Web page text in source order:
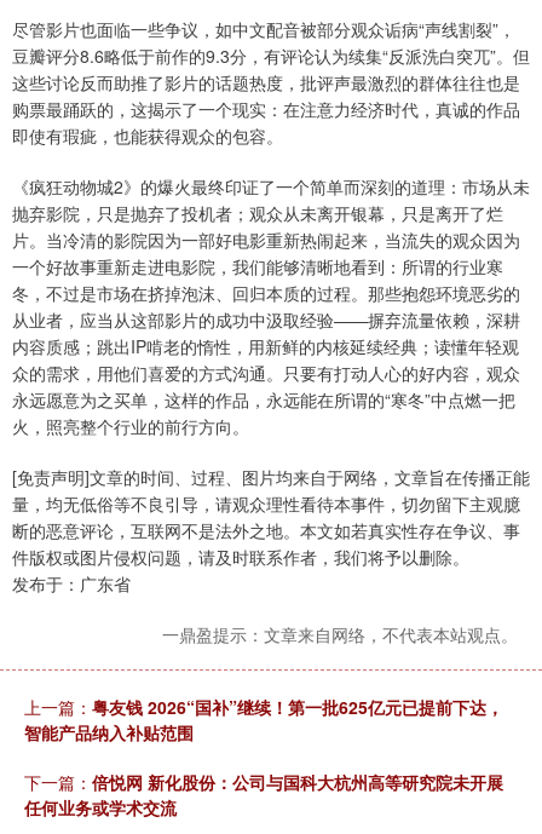
尽管影片也面临一些争议，如中文配音被部分观众诟病“声线割裂”，
豆瓣评分8.6略低于前作的9.3分，有评论认为续集“反派洗白突兀”。但
这些讨论反而助推了影片的话题热度，批评声最激烈的群体往往也是
购票最踊跃的，这揭示了一个现实：在注意力经济时代，真诚的作品
即使有瑕疵，也能获得观众的包容。
《疯狂动物城2》的爆火最终印证了一个简单而深刻的道理：市场从未
抛弃影院，只是抛弃了投机者；观众从未离开银幕，只是离开了烂
片。当冷清的影院因为一部好电影重新热闹起来，当流失的观众因为
一个好故事重新走进电影院，我们能够清晰地看到：所谓的行业寒
冬，不过是市场在挤掉泡沫、回归本质的过程。那些抱怨环境恶劣的
从业者，应当从这部影片的成功中汲取经验——摒弃流量依赖，深耕
内容质感；跳出IP啃老的惰性，用新鲜的内核延续经典；读懂年轻观
众的需求，用他们喜爱的方式沟通。只要有打动人心的好内容，观众
永远愿意为之买单，这样的作品，永远能在所谓的“寒冬”中点燃一把
火，照亮整个行业的前行方向。
[免责声明]文章的时间、过程、图片均来自于网络，文章旨在传播正能
量，均无低俗等不良引导，请观众理性看待本事件，切勿留下主观臆
断的恶意评论，互联网不是法外之地。本文如若真实性存在争议、事
件版权或图片侵权问题，请及时联系作者，我们将予以删除。
发布于：广东省
一鼎盈提示：文章来自网络，不代表本站观点。
上一篇： 粤友钱 2026“国补”继续！第一批625亿元已提前下达，
智能产品纳入补贴范围
下一篇： 倍悦网 新化股份：公司与国科大杭州高等研究院未开展
任何业务或学术交流